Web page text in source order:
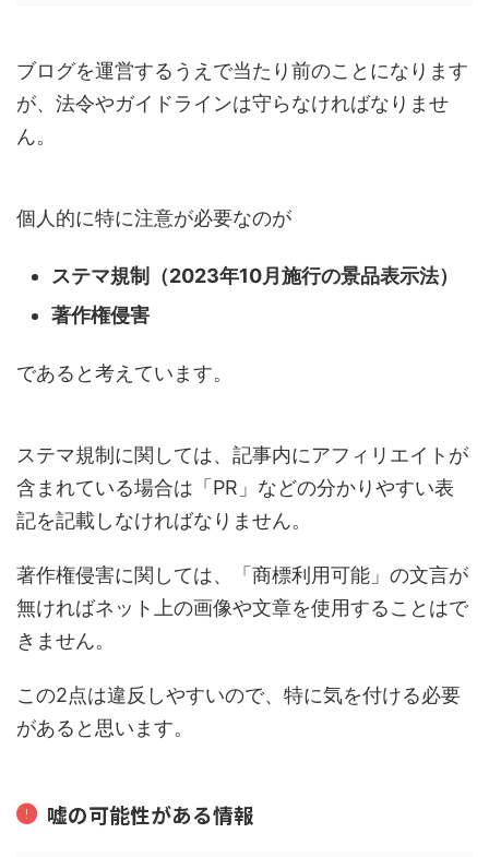
ブログを運営するうえで当たり前のことになります
が、法令やガイドラインは守らなければなりませ
ん。
個人的に特に注意が必要なのが
ステマ規制（2023年10月施行の景品表示法）
著作権侵害
であると考えています。
ステマ規制に関しては、記事内にアフィリエイトが
含まれている場合は「PR」などの分かりやすい表
記を記載しなければなりません。
著作権侵害に関しては、「商標利用可能」の文言が
無ければネット上の画像や文章を使用することはで
きません。
この2点は違反しやすいので、特に気を付ける必要
があると思います。
嘘の可能性がある情報